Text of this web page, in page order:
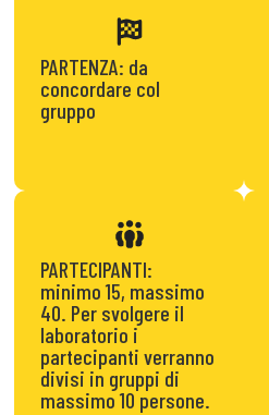
PARTENZA: da
concordare col
gruppo
PARTECIPANTI:
minimo 15, massimo
40. Per svolgere il
laboratorio i
partecipanti verranno
divisi in gruppi di
massimo 10 persone.